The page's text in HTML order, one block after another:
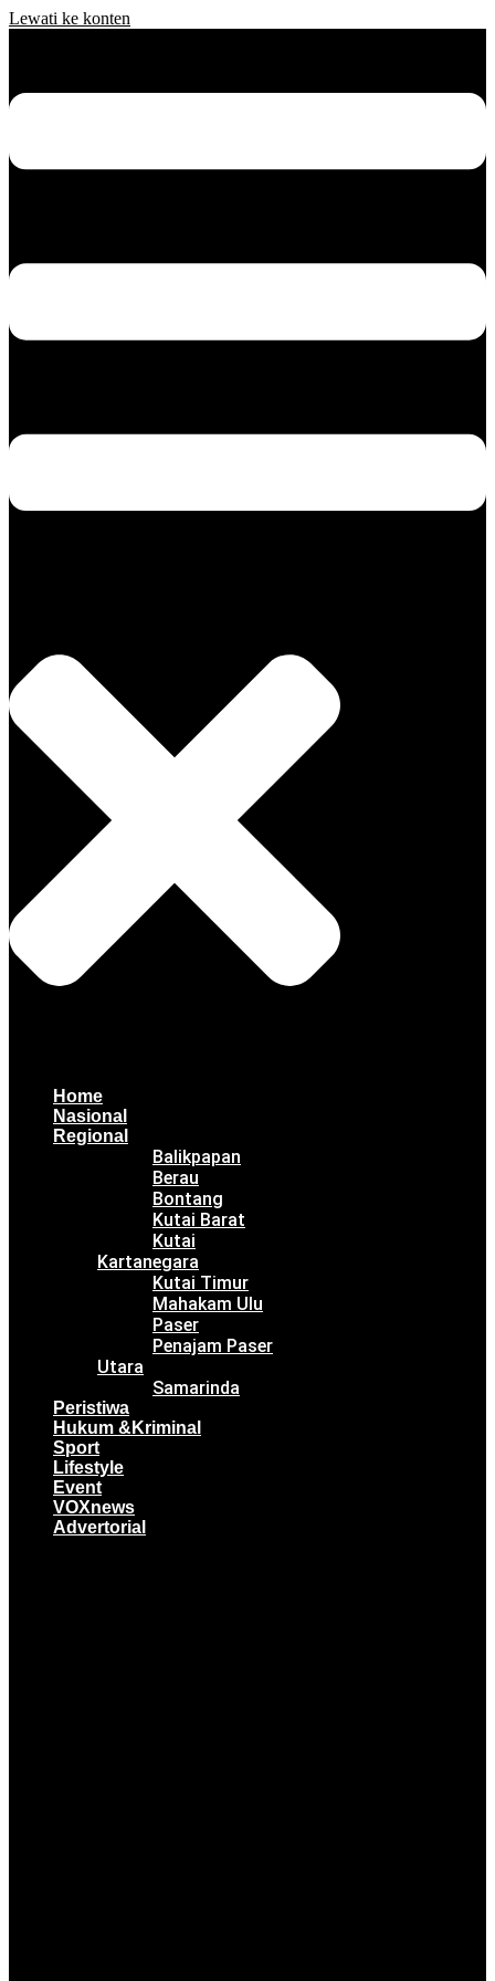
Lewati ke konten
Home
Nasional
Regional
Balikpapan
Berau
Bontang
Kutai Barat
Kutai
Kartanegara
Kutai Timur
Mahakam Ulu
Paser
Penajam Paser
Utara
Samarinda
Peristiwa
Hukum &Kriminal
Sport
Lifestyle
Event
VOXnews
Advertorial